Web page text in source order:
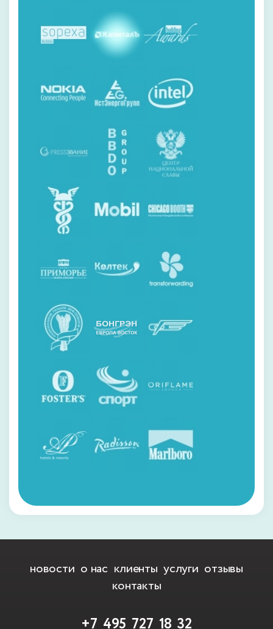
новости о нас клиенты услуги отзывы
контакты
+7 495 727 18 32